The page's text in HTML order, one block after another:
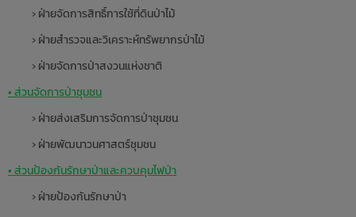
› ฝ่ายจัดการสิทธิ์การใช้ที่ดินป่าไม้
› ฝ่ายสำรวจและวิเคราะห์ทรัพยากรป่าไม้
› ฝ่ายจัดการป่าสงวนแห่งชาติ
• ส่วนจัดการป่าชุมชน
› ฝ่ายส่งเสริมการจัดการป่าชุมชน
› ฝ่ายพัฒนาวนศาสตร์ชุมชน
• ส่วนป้องกันรักษาป่าและควบคุมไฟป่า
› ฝ่ายป้องกันรักษาป่า